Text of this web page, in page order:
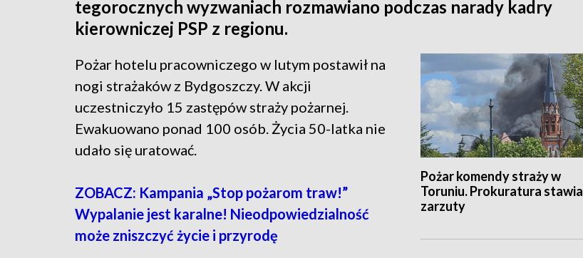
tegorocznych wyzwaniach rozmawiano podczas narady kadry
kierowniczej PSP z regionu.
Pożar komendy straży w
Toruniu. Prokuratura stawia
zarzuty
Pożar hotelu pracowniczego w lutym postawił na
nogi strażaków z Bydgoszczy. W akcji
uczestniczyło 15 zastępów straży pożarnej.
Ewakuowano ponad 100 osób. Życia 50-latka nie
udało się uratować.
ZOBACZ: Kampania „Stop pożarom traw!”
Wypalanie jest karalne! Nieodpowiedzialność
może zniszczyć życie i przyrodę